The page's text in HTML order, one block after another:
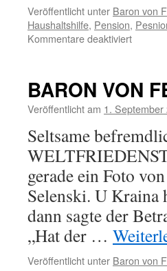
Veröffentlicht unter Baron von
Haushaltshilfe, Pension,
Kommentare deaktiviertfür
6
BARON VON
Veröffentlicht am 1. September
Seltsame
gerade ein Foto
Selenski. U Kraina
dann sagte der
„Hat der …
Veröffentlicht unter Baron von